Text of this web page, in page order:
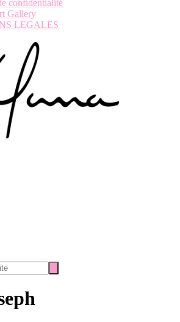
confidentialité
Gallery
LEGALES